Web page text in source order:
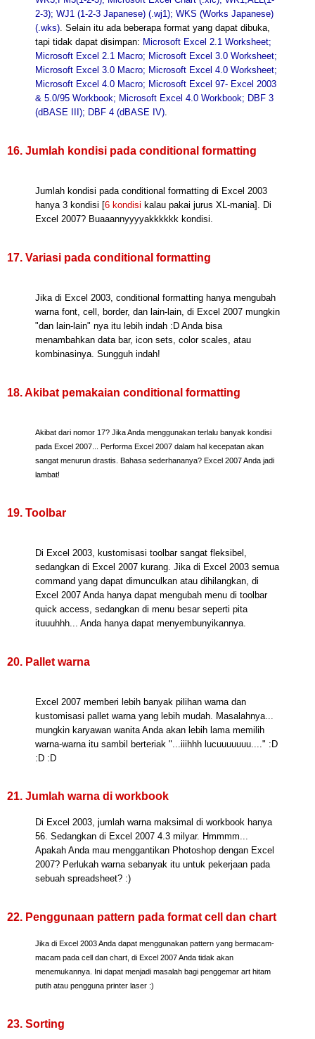
2-3); WJ1 (1-2-3 Japanese) (.wj1); WKS (Works Japanese)
(.wks). Selain itu ada beberapa format yang dapat dibuka,
tapi tidak dapat disimpan: Microsoft Excel 2.1 Worksheet;
Microsoft Excel 2.1 Macro; Microsoft Excel 3.0 Worksheet;
Microsoft Excel 3.0 Macro; Microsoft Excel 4.0 Worksheet;
Microsoft Excel 4.0 Macro; Microsoft Excel 97- Excel 2003
& 5.0/95 Workbook; Microsoft Excel 4.0 Workbook; DBF 3
(dBASE III); DBF 4 (dBASE IV).
16. Jumlah kondisi pada conditional formatting
Jumlah kondisi pada conditional formatting di Excel 2003
hanya 3 kondisi [6 kondisi kalau pakai jurus XL-mania]. Di
Excel 2007? Buaaannyyyyakkkkkk kondisi.
17. Variasi pada conditional formatting
Jika di Excel 2003, conditional formatting hanya mengubah
warna font, cell, border, dan lain-lain, di Excel 2007 mungkin
"dan lain-lain" nya itu lebih indah :D Anda bisa
menambahkan data bar, icon sets, color scales, atau
kombinasinya. Sungguh indah!
18. Akibat pemakaian conditional formatting
Akibat dari nomor 17? Jika Anda menggunakan terlalu banyak kondisi
pada Excel 2007... Performa Excel 2007 dalam hal kecepatan akan
sangat menurun drastis. Bahasa sederhananya? Excel 2007 Anda jadi
lambat!
19. Toolbar
Di Excel 2003, kustomisasi toolbar sangat fleksibel,
sedangkan di Excel 2007 kurang. Jika di Excel 2003 semua
command yang dapat dimunculkan atau dihilangkan, di
Excel 2007 Anda hanya dapat mengubah menu di toolbar
quick access, sedangkan di menu besar seperti pita
ituuuhhh... Anda hanya dapat menyembunyikannya.
20. Pallet warna
Excel 2007 memberi lebih banyak pilihan warna dan
kustomisasi pallet warna yang lebih mudah. Masalahnya...
mungkin karyawan wanita Anda akan lebih lama memilih
warna-warna itu sambil berteriak "...iiihhh lucuuuuuuu...." :D
:D :D
21. Jumlah warna di workbook
Di Excel 2003, jumlah warna maksimal di workbook hanya
56. Sedangkan di Excel 2007 4.3 milyar. Hmmmm...
Apakah Anda mau menggantikan Photoshop dengan Excel
2007? Perlukah warna sebanyak itu untuk pekerjaan pada
sebuah spreadsheet? :)
22. Penggunaan pattern pada format cell dan chart
Jika di Excel 2003 Anda dapat menggunakan pattern yang bermacam-
macam pada cell dan chart, di Excel 2007 Anda tidak akan
menemukannya. Ini dapat menjadi masalah bagi penggemar art hitam
putih atau pengguna printer laser :)
23. Sorting